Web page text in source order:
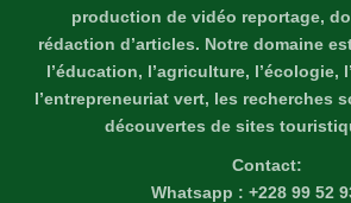
production de vidéo reportage,
rédaction d’articles. Notre domaine
l’éducation, l’agriculture, l’écologie,
l’entrepreneuriat vert, les recherches
découvertes de sites
Contact:
Whatsapp : +228 99 52